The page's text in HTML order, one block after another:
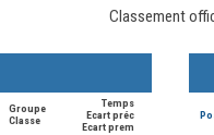
Classement
Groupe
Classe
Temps
Ecart préc
Ecart prem